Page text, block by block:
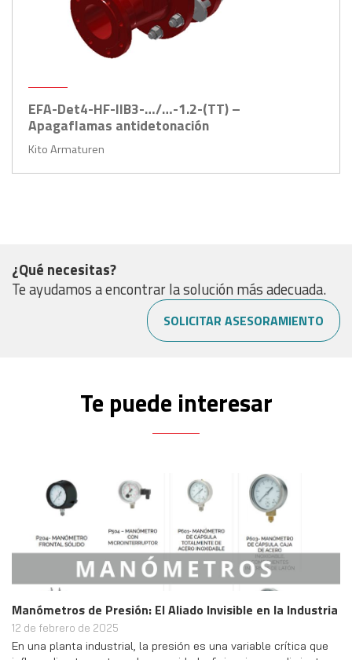
EFA-Det4-HF-IIB3-…/…-1.2-(TT) –
Apagaflamas antidetonación
Kito Armaturen
¿Qué necesitas?
Te ayudamos a encontrar la solución más adecuada.
SOLICITAR ASESORAMIENTO
Te puede interesar
Manómetros de Presión: El Aliado Invisible en la Industria
12 de febrero de 2025
En una planta industrial, la presión es una variable crítica que